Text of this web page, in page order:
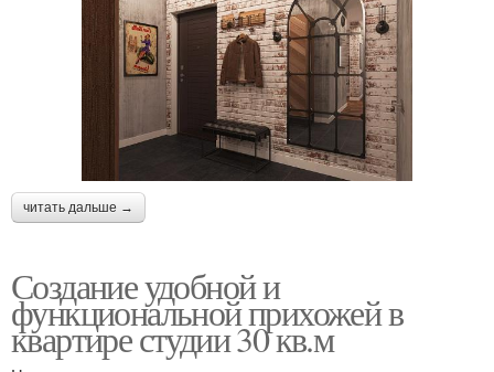
читать дальше →
Создание удобной и
функциональной прихожей в
квартире студии 30 кв.м